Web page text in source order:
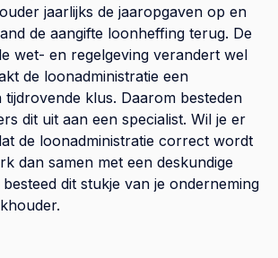
jaarlijks de jaaropgaven op en
de aangifte loonheffing terug. De
wet- en regelgeving verandert wel
de loonadministratie een
tijdrovende klus. Daarom besteden
dit uit aan een specialist. Wil je er
de loonadministratie correct wordt
dan samen met een deskundige
dit stukje van je onderneming